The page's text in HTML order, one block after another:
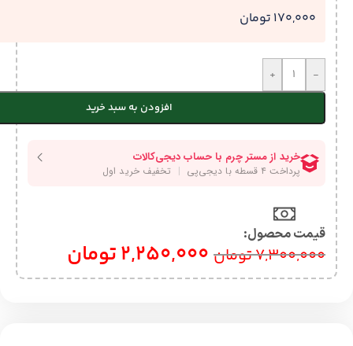
170,000 تومان
-
+
افزودن به سبد خرید
قیمت محصول:​
7,300,000تومان 2,250,000تومان